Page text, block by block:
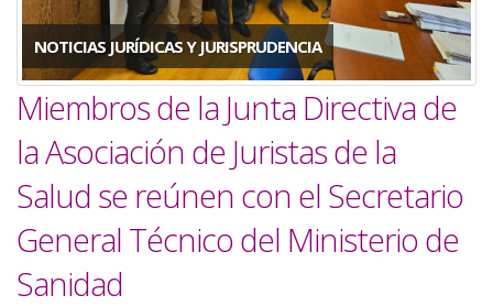
NOTICIAS JURÍDICAS Y JURISPRUDENCIA
Miembros de la Junta Directiva de
la Asociación de Juristas de la
Salud se reúnen con el Secretario
General Técnico del Ministerio de
Sanidad